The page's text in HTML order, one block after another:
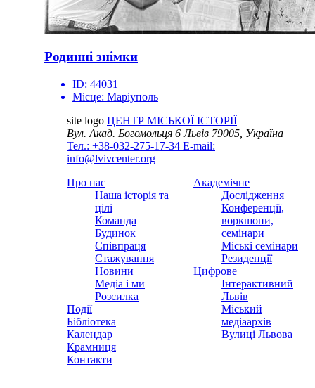
Родинні знімки
ID: 44031
Місце: Маріуполь
site logo ЦЕНТР МІСЬКОЇ ІСТОРІЇ
Вул. Акад. Богомольця 6Львів 79005, Україна
Тел.: +38-032-275-17-34 E-mail:
info@lvivcenter.org
Про нас
Наша історія та
цілі
Команда
Будинок
Співпраця
Стажування
Новини
Медіа і ми
Розсилка
Події
Бібліотека
Календар
Крамниця
Контакти
Академічне
Дослідження
Конференції,
воркшопи,
семінари
Міські семінари
Резиденції
Цифрове
Інтерактивний
Львів
Міський
медіаархів
Вулиці Львова